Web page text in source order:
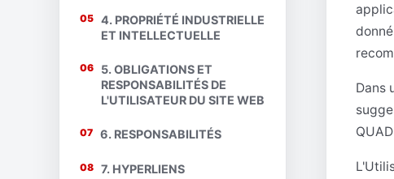
05
4. PROPRIÉTÉ INDUSTRIELLE
ET INTELLECTUELLE
06
5. OBLIGATIONS ET
RESPONSABILITÉS DE
L'UTILISATEUR DU SITE WEB
07 6. RESPONSABILITÉS
08 7. HYPERLIENS
Dans